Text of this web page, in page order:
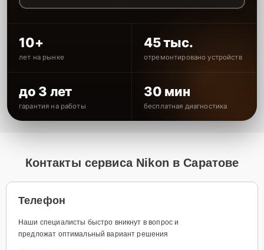
10+
лет на рынке
45 тыс.
отремонтировано устройств
до 3 лет
гарантия на работы
30 мин
бесплатная диагностика
Контакты сервиса Nikon в Саратове
Телефон
Наши специалисты быстро вникнут в вопрос и
предложат оптимальный вариант решения